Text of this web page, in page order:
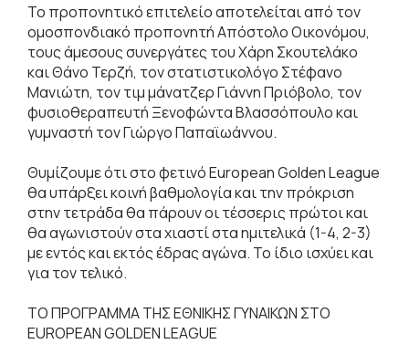
Το προπονητικό επιτελείο αποτελείται από τον
ομοσπονδιακό προπονητή Απόστολο Οικονόμου,
τους άμεσους συνεργάτες του Χάρη Σκουτελάκο
και Θάνο Τερζή, τον στατιστικολόγο Στέφανο
Μανιώτη, τον τιμ μάνατζερ Γιάννη Πριόβολο, τον
φυσιοθεραπευτή Ξενοφώντα Βλασσόπουλο και
γυμναστή τον Γιώργο Παπαϊωάννου.
Θυμίζουμε ότι στο φετινό European Golden League
θα υπάρξει κοινή βαθμολογία και την πρόκριση
στην τετράδα θα πάρουν οι τέσσερις πρώτοι και
θα αγωνιστούν στα χιαστί στα ημιτελικά (1-4, 2-3)
με εντός και εκτός έδρας αγώνα. Το ίδιο ισχύει και
για τον τελικό.
ΤΟ ΠΡΟΓΡΑΜΜΑ ΤΗΣ ΕΘΝΙΚΗΣ ΓΥΝΑΙΚΩΝ ΣΤΟ
EUROPEAN GOLDEN LEAGUE